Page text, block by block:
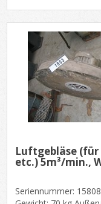
Luftgebläse (für
etc.) 5m³/min.,
Seriennummer: